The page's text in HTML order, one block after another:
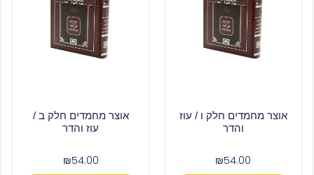
אוצר מחמדים חלק ו / עוז
והדר
₪54.00
אוצר מחמדים חלק ב /
עוז והדר
₪54.00